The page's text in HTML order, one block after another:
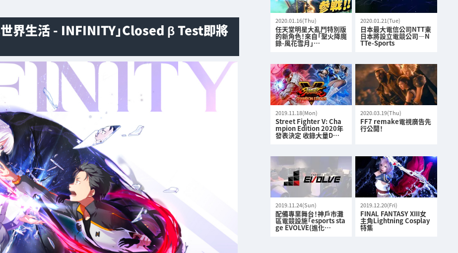
界生活 - INFINITY」Closed β Test即將
2020.01.16(Thu)
任天堂明星大亂鬥特別版
的新角色！來自「聖火降魔
錄-風花雪月」…
2020.01.21(Tue)
日本最大電信公司NTT東
日本將設立電競公司—N
TTe-Sports
2019.11.18(Mon)
Street Fighter V: Cha
mpion Edition 2020年
發表決定 收錄大量D…
2020.03.19(Thu)
FF7 remake電視廣告先
行公開！
2019.11.24(Sun)
配備專業舞台！神戶市灘
區電競設施「esports sta
ge EVOLVE(進化…
2019.12.20(Fri)
FINAL FANTASY XIII女
主角Lightning Cosplay
特集